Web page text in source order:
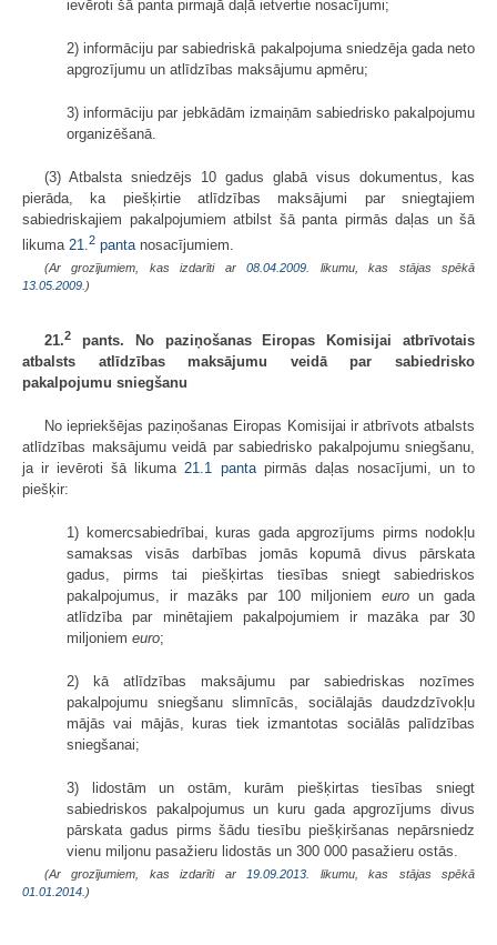
ievēroti šā panta pirmajā daļā ietvertie nosacījumi;
2) informāciju par sabiedriskā pakalpojuma sniedzēja gada neto
apgrozījumu un atlīdzības maksājumu apmēru;
3) informāciju par jebkādām izmaiņām sabiedrisko pakalpojumu
organizēšanā.
(3) Atbalsta sniedzējs 10 gadus glabā visus dokumentus, kas
pierāda, ka piešķirtie atlīdzības maksājumi par sniegtajiem
sabiedriskajiem pakalpojumiem atbilst šā panta pirmās daļas un šā
likuma 21.2 pantanosacījumiem.
(Ar grozījumiem, kas izdarīti ar08.04.2009 . likumu, kas stājas spēkā
13.05.2009. )
21.2
pants. No paziņošanas Eiropas Komisijai atbrīvotais
atbalsts atlīdzības maksājumu veidā par sabiedrisko
pakalpojumu sniegšanu
No iepriekšējas paziņošanas Eiropas Komisijai ir atbrīvots atbalsts
atlīdzības maksājumu veidā par sabiedrisko pakalpojumu sniegšanu,
ja ir ievēroti šā likuma21.1 pantapirmās daļas nosacījumi, un to
piešķir:
1) komercsabiedrībai, kuras gada apgrozījums pirms nodokļu
samaksas visās darbības jomās kopumā divus pārskata
gadus, pirms tai piešķirtas tiesības sniegt sabiedriskos
pakalpojumus, ir mazāks par 100 miljoniem euroun gada
atlīdzība par minētajiem pakalpojumiem ir mazāka par 30
miljoniem euro;
2) kā atlīdzības maksājumu par sabiedriskas nozīmes
pakalpojumu sniegšanu slimnīcās, sociālajās daudzdzīvokļu
mājās vai mājās, kuras tiek izmantotas sociālās palīdzības
sniegšanai;
3) lidostām un ostām, kurām piešķirtas tiesības sniegt
sabiedriskos pakalpojumus un kuru gada apgrozījums divus
pārskata gadus pirms šādu tiesību piešķiršanas nepārsniedz
vienu miljonu pasažieru lidostās un 300 000 pasažieru ostās.
(Ar grozījumiem, kas izdarīti ar 19.09.2013 . likumu, kas stājas spēkā
01.01.2014. )